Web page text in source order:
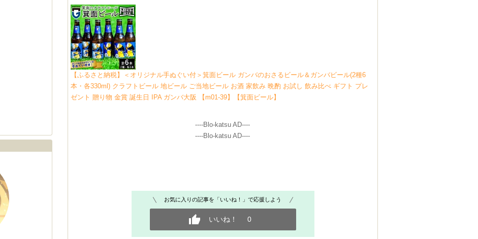
【ふるさと納税】＜オリジナル手ぬぐい付＞箕面ビール ガンバのおさるビール＆ガンバビール(2種6
本・各330ml) クラフトビール 地ビール ご当地ビール お酒 家飲み 晩酌 お試し 飲み比べ ギフト プレ
ゼント 贈り物 金賞 誕生日 IPA ガンバ大阪 【m01-39】【箕面ビール】
----Blo-katsu AD----
----Blo-katsu AD----
お気に入りの記事を「いいね！」で応援しよう
いいね！ 0